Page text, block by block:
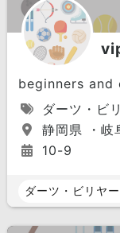
beginners and
ダーツ・ビ
静岡県 ・
10-9
ダーツ・ビリヤ